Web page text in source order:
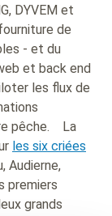
DYVEM et
de
- et du
et back end
les flux de
pêche. La
les six criées
Audierne,
premiers
grands